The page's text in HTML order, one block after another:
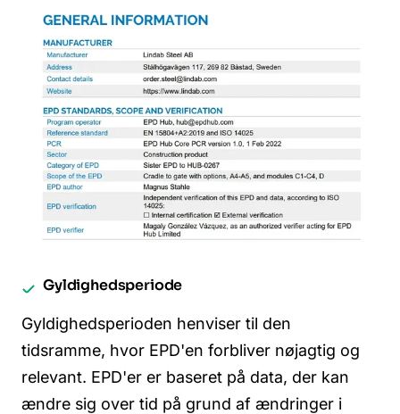
Gyldighedsperiode
Gyldighedsperioden henviser til den
tidsramme, hvor EPD'en forbliver nøjagtig og
relevant. EPD'er er baseret på data, der kan
ændre sig over tid på grund af ændringer i